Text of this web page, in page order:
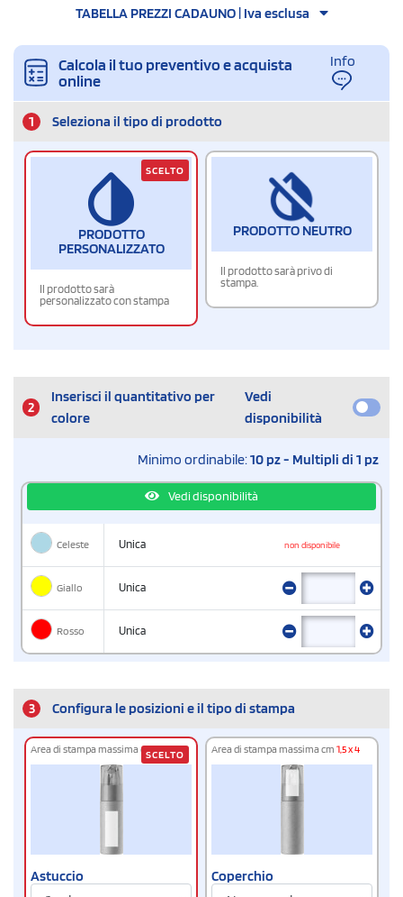
TABELLA PREZZI CADAUNO | Iva esclusa
Calcola il tuo preventivo e acquista
online
Info
1 Seleziona il tipo di prodotto
PRODOTTO
PERSONALIZZATO
Il prodotto sarà
personalizzato con stampa
SCELTO
PRODOTTO NEUTRO
Il prodotto sarà privo di
stampa.
2
Inserisci il quantitativo per
colore
Vedi
disponibilità
Minimo ordinabile:10 pz - Multipli di 1 pz
Vedi disponibilità
Celeste Unica non disponibile
Giallo Unica
Rosso Unica
3 Configura le posizioni e il tipo di stampa
Area di stampa massima cm1,5 x 4
Astuccio
SCELTO Area di stampa massima cm 1,5 x 4
Coperchio